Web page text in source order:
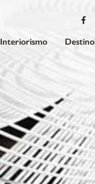
Interiorismo Destino